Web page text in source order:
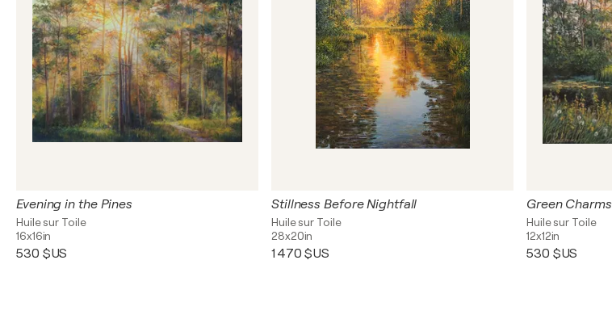
Evening in the Pines
Huile sur Toile
16x16in
530 $US
Stillness Before Nightfall
Huile sur Toile
28x20in
1 470 $US
Green Charms
Huile sur Toile
12x12in
530 $US